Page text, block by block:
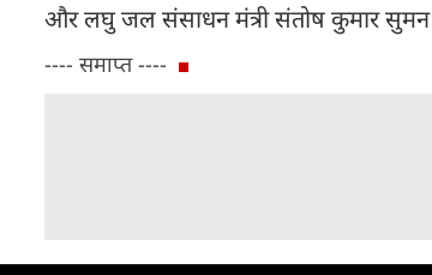
और लघु जल संसाधन मंत्री संतोष कुमार सुमन
---- समाप्त ----